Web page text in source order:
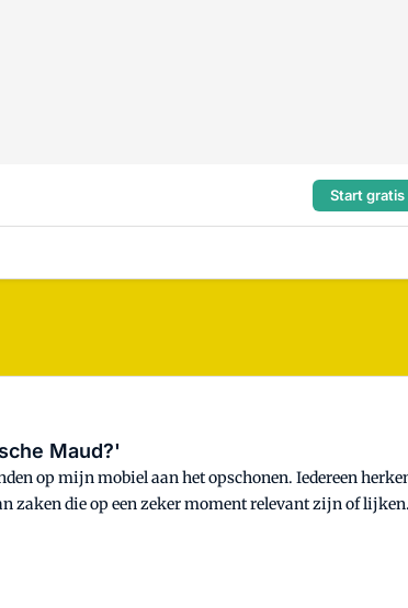
Start
Maud?'
op mijn mobiel aan het opschonen. Iedereen
zaken die op een zeker moment relevant zijn of